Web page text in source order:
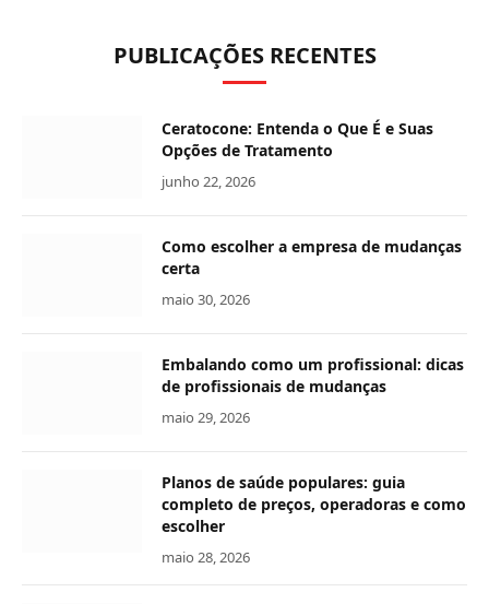
PUBLICAÇÕES RECENTES
Ceratocone: Entenda o Que É e Suas
Opções de Tratamento
junho 22, 2026
Como escolher a empresa de mudanças
certa
maio 30, 2026
Embalando como um profissional: dicas
de profissionais de mudanças
maio 29, 2026
Planos de saúde populares: guia
completo de preços, operadoras e como
escolher
maio 28, 2026